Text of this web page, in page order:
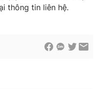
thông tin liên hệ.